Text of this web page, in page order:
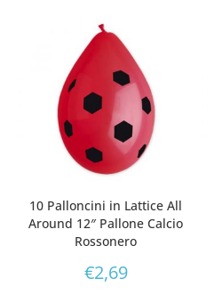
10 Palloncini in Lattice All
Around 12″ Pallone Calcio
Rossonero
€2,69